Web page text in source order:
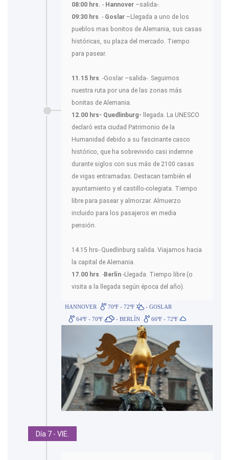
08:00 hrs. - Hannover –salida-.
09:30 hrs. - Goslar –Llegada a uno de los
pueblos mas bonitos de Alemania, sus casas
históricas, su plaza del mercado. Tiempo
para pasear.
11.15 hrs. -Goslar –salida-. Seguimos
nuestra ruta por una de las zonas más
bonitas de Alemania.
12.00 hrs- Quedlinburg-
llegada. La UNESCO
declaró esta ciudad Patrimonio de la
Humanidad debido a su fascinante casco
histórico, que ha sobrevivido casi indemne
durante siglos con sus más de 2100 casas
de vigas entramadas. Destacan también el
ayuntamiento y el castillo-colegiata. Tiempo
libre para pasear y almorzar. Almuerzo
incluido para los pasajeros en media
pensión.
14.15 hrs- Quedlinburg salida. Viajamos hacia
la capital de Alemania.
17.00 hrs. -Berlín -Llegada. Tiempo libre (o
visita a la llegada según época del año).
HANNOVER 70ºF - 72ºF
- GOSLAR
64ºF - 70ºF
- BERLÍN 66ºF - 72ºF
Día 7 - VIE.